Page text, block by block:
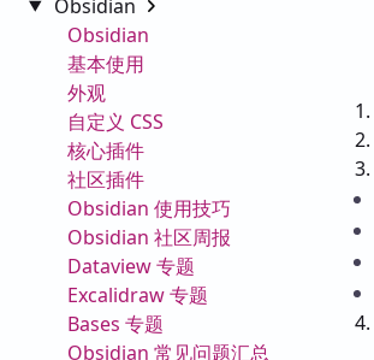
Obsidian
Obsidian
基本使用
外观
自定义 CSS
核心插件
社区插件
Obsidian 使用技巧
Obsidian 社区周报
Dataview 专题
Excalidraw 专题
Bases 专题
Obsidian 常见问题汇总